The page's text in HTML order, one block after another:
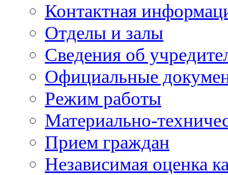
Контактная
Отделы и залы
Сведения об
Официальные
Режим работы
Материально-
Прием граждан
Независимая оценка